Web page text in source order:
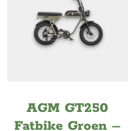
AGM GT250
Fatbike Groen –